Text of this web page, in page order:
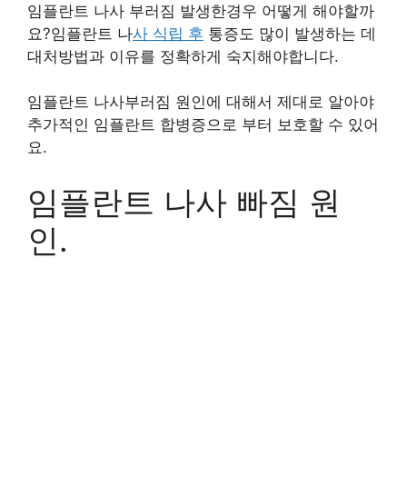
임플란트 나사 부러짐 발생한경우 어떻게 해야할까
요?임플란트 나사 식립 후 통증도 많이 발생하는 데
대처방법과 이유를 정확하게 숙지해야합니다.
임플란트 나사부러짐 원인에 대해서 제대로 알아야
추가적인 임플란트 합병증으로 부터 보호할 수 있어
요.
임플란트 나사 빠짐 원
인.